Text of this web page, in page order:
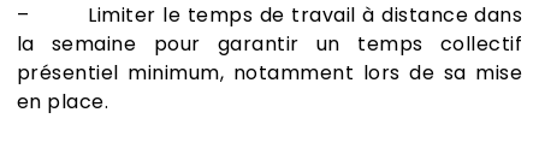
– Limiter le temps de travail à distance dans
la semaine pour garantir un temps collectif
présentiel minimum, notamment lors de sa mise
en place.